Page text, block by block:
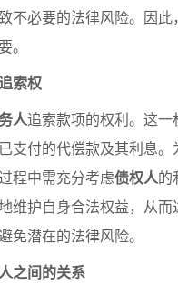
不必要的法律风险。因
。
索权
人追索款项的权利。这
支付的代偿款及其利息
程中需充分考虑债权人的
维护自身合法权益，从
免潜在的法律风险。
之间的关系